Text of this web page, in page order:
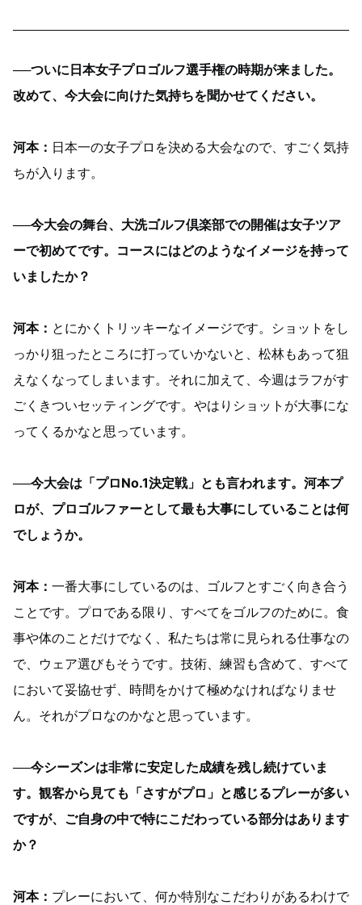
──ついに日本女子プロゴルフ選手権の時期が来ました。
改めて、今大会に向けた気持ちを聞かせてください。
河本： 日本一の女子プロを決める大会なので、すごく気持
ちが入ります。
──今大会の舞台、大洗ゴルフ倶楽部での開催は女子ツア
ーで初めてです。コースにはどのようなイメージを持って
いましたか？
河本： とにかくトリッキーなイメージです。ショットをし
っかり狙ったところに打っていかないと、松林もあって狙
えなくなってしまいます。それに加えて、今週はラフがす
ごくきついセッティングです。やはりショットが大事にな
ってくるかなと思っています。
──今大会は「プロNo.1決定戦」とも言われます。河本プ
ロが、プロゴルファーとして最も大事にしていることは何
でしょうか。
河本： 一番大事にしているのは、ゴルフとすごく向き合う
ことです。プロである限り、すべてをゴルフのために。食
事や体のことだけでなく、私たちは常に見られる仕事なの
で、ウェア選びもそうです。技術、練習も含めて、すべて
において妥協せず、時間をかけて極めなければなりませ
ん。それがプロなのかなと思っています。
──今シーズンは非常に安定した成績を残し続けていま
す。観客から見ても「さすがプロ」と感じるプレーが多い
ですが、ご自身の中で特にこだわっている部分はあります
か？
河本： プレーにおいて、何か特別なこだわりがあるわけで